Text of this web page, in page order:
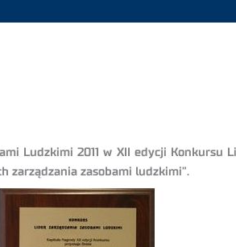
Ludzkimi 2011 w XII edycji Konkursu
zarządzania zasobami ludzkimi”.